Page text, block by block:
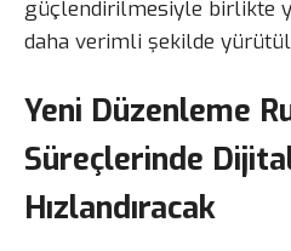
güçlendirilmesiyle birlikte
daha verimli şekilde
Yeni Düzenleme
Süreçlerinde
Hızlandıracak